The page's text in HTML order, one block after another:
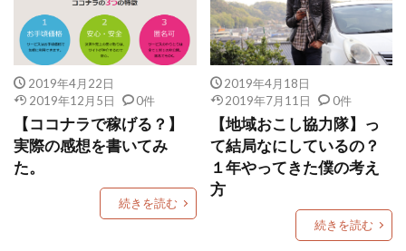
2019年4月22日
2019年12月5日
0件
【ココナラで稼げる？】
実際の感想を書いてみ
た。
続きを読む
2019年4月18日
2019年7月11日
0件
【地域おこし協力隊】っ
て結局なにしているの？
１年やってきた僕の考え
方
続きを読む